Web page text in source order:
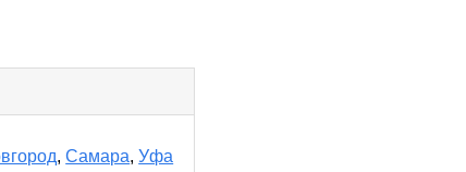
,Самара,Уфа